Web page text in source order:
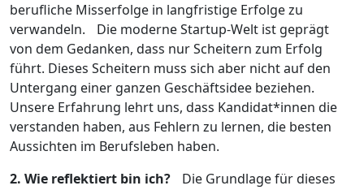
berufliche Misserfolge in langfristige Erfolge zu
verwandeln. Die moderne Startup-Welt ist geprägt
von dem Gedanken, dass nur Scheitern zum Erfolg
führt. Dieses Scheitern muss sich aber nicht auf den
Untergang einer ganzen Geschäftsidee beziehen.
Unsere Erfahrung lehrt uns, dass Kandidat*innen die
verstanden haben, aus Fehlern zu lernen, die besten
Aussichten im Berufsleben haben.
2. Wie reflektiert bin ich?
Die Grundlage für dieses